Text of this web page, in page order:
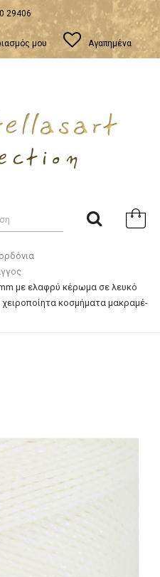
29406
μου Αγαπημένα
με ελαφρύ κέρωμα σε λευκό
χειροποίητα κοσμήματα μακραμέ-